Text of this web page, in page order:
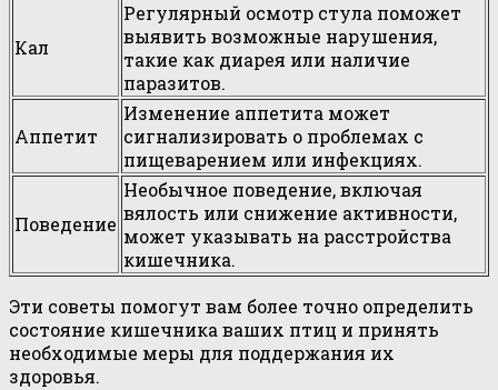
Кал
Регулярный осмотр стула поможет
выявить возможные нарушения,
такие как диарея или наличие
паразитов.
Аппетит
Изменение аппетита может
сигнализировать о проблемах с
пищеварением или инфекциях.
Поведение
Необычное поведение, включая
вялость или снижение активности,
может указывать на расстройства
кишечника.
Эти советы помогут вам более точно определить
состояние кишечника ваших птиц и принять
необходимые меры для поддержания их
здоровья.